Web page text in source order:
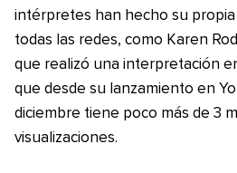
intérpretes han hecho su
todas las redes, como Karen
que realizó una interpretación
que desde su lanzamiento en
diciembre tiene poco más de 3
visualizaciones.